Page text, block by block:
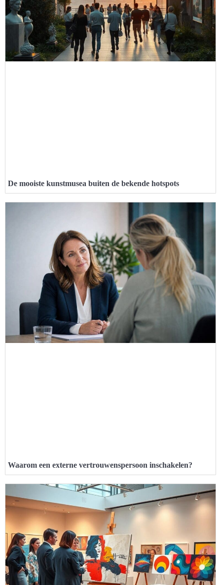
De mooiste kunstmusea buiten de bekende hotspots
Waarom een externe vertrouwenspersoon inschakelen?